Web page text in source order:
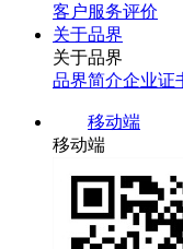
客户服务评价
关于品界
关于品界
品界简介企业证
移动端
移动端